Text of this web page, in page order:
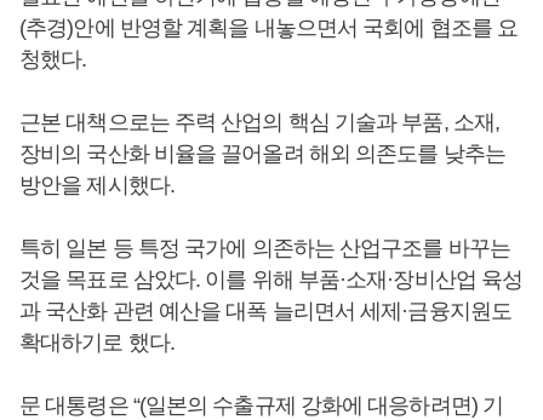
(추경)안에 반영할 계획을 내놓으면서 국회에 협조를 요
청했다.
근본 대책으로는 주력 산업의 핵심 기술과 부품, 소재,
장비의 국산화 비율을 끌어올려 해외 의존도를 낮추는
방안을 제시했다.
특히 일본 등 특정 국가에 의존하는 산업구조를 바꾸는
것을 목표로 삼았다. 이를 위해 부품·소재·장비산업 육성
과 국산화 관련 예산을 대폭 늘리면서 세제·금융지원도
확대하기로 했다.
문 대통령은 “(일본의 수출규제 강화에 대응하려면) 기